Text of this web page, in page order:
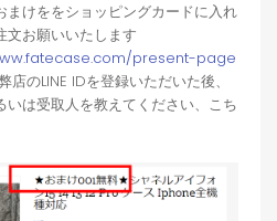
けををショッピングカードに入れ
文お願いいたします
present-page
店のLINE IDを登録いただいた後、
いは受取人を教えてください、こち